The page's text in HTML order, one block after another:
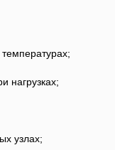
нагрузках;
узлах;